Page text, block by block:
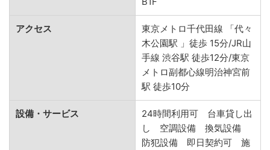
アクセス
東京メトロ千代田線 「代々
木公園駅 」徒歩 15分/JR山
手線 渋谷駅 徒歩12分/東京
メトロ副都心線明治神宮前
駅 徒歩10分
設備・サービス
24時間利用可 台車貸し出
し 空調設備 換気設備
防犯設備 即日契約可 施